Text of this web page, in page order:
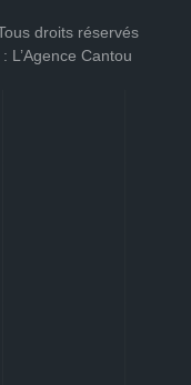
droits réservés
L’Agence Cantou